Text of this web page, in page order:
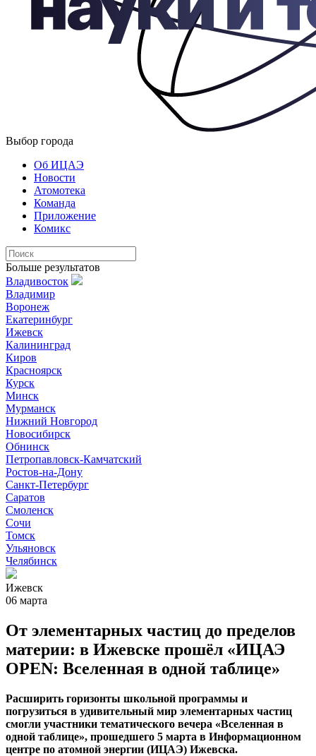
Выбор города
Об ИЦАЭ
Новости
Атомотека
Команда
Приложение
Комикс
Больше результатов
Владивосток
Владимир
Воронеж
Екатеринбург
Ижевск
Калининград
Киров
Красноярск
Курск
Минск
Мурманск
Нижний Новгород
Новосибирск
Обнинск
Петропавловск-Камчатский
Ростов-на-Дону
Санкт-Петербург
Саратов
Смоленск
Сочи
Томск
Ульяновск
Челябинск
Ижевск
06 марта
От элементарных частиц до пределов
материи: в Ижевске прошёл «ИЦАЭ
OPEN: Вселенная в одной таблице»
Расширить горизонты школьной программы и
погрузиться в удивительный мир элементарных частиц
смогли участники тематического вечера «Вселенная в
одной таблице», прошедшего 5 марта в Информационном
центре по атомной энергии (ИЦАЭ) Ижевска.